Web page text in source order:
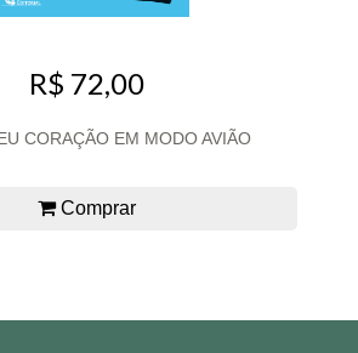
R$ 72,00
CORAÇÃO EM MODO AVIÃO
Comprar